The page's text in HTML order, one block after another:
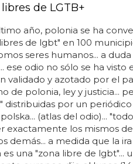
de LGTB+
año, polonia se ha
de lgbt" en 100
seres humanos... a
ese odio no sólo se ha visto
validado y azotado por el
de polonia, ley y justicia...
distribuidas por un
(atlas del odio)...
exactamente los mismos
demás... a medida que la
es una "zona libre de lgbt"...